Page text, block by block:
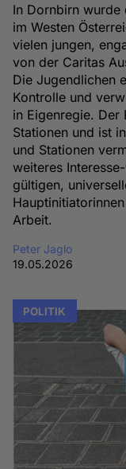
In Dornbirn wurde
im Westen
vielen jungen,
von der Caritas
Die Jugendlichen
Kontrolle und
in Eigenregie.
Stationen und ist
und Stationen
weiteres
gültigen,
Arbeit.
Peter Jaglo
19.05.2026
POLITIK